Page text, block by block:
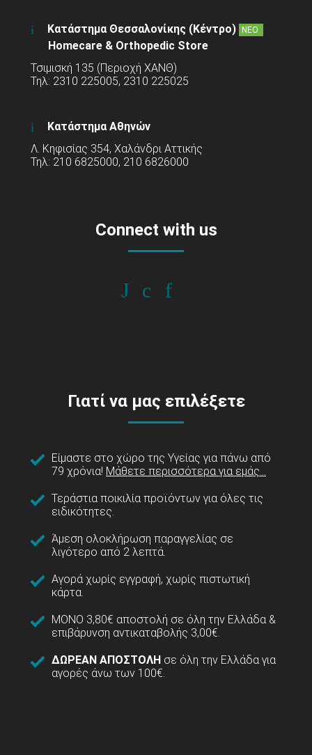
Κατάστημα Θεσσαλονίκης (Κέντρο) ΝΕΟ
Homecare & Orthopedic Store
Τσιμισκή 135 (Περιοχή ΧΑΝΘ)
Τηλ: 2310 225005, 2310 225025
Κατάστημα Αθηνών
Λ. Κηφισίας 354, Χαλάνδρι Αττικής
Τηλ: 210 6825000, 210 6826000
Connect with us
Γιατί να μας επιλέξετε
Είμαστε στο χώρο της Υγείας για πάνω από
79 χρόνια! Μάθετε περισσότερα για εμάς...
Τεράστια ποικιλία προϊόντων για όλες τις
ειδικότητες.
Άμεση ολοκλήρωση παραγγελίας σε
λιγότερο από 2 λεπτά.
Αγορά χωρίς εγγραφή, χωρίς πιστωτική
κάρτα.
ΜΟΝΟ 3,80€ αποστολή σε όλη την Ελλάδα &
επιβάρυνση αντικαταβολής 3,00€.
ΔΩΡΕΑΝ ΑΠΟΣΤΟΛΗ σε όλη την Ελλάδα για
αγορές άνω των 100€.